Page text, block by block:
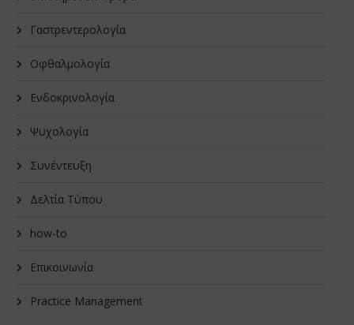
Γαστρεντερολογία
Οφθαλμολογία
Ενδοκρινολογία
Ψυχολογία
Συνέντευξη
Δελτία Τύπου
how-to
Επικοινωνία
Practice Management